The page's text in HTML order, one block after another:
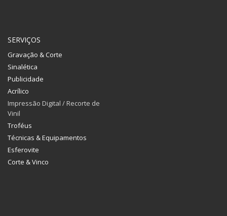
SERVIÇOS
Gravação & Corte
Sinalética
Publicidade
Acrílico
Impressão Digital / Recorte de
Vinil
Troféus
Técnicas & Equipamentos
Esferovite
Corte & Vinco